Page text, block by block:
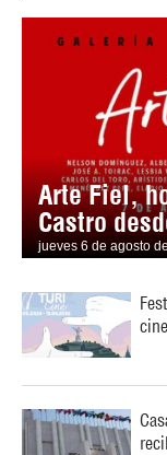
Arte Fiel,
Castro
jueves 6 de agosto